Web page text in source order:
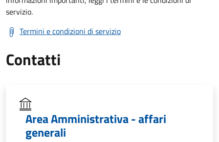
servizio.
Termini e condizioni di servizio
Contatti
Area Amministrativa - affari
generali